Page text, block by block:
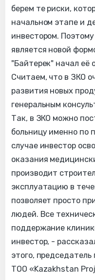
берем те риски,
начальном этапе и
инвестором.
является новой
"Байтерек" начал её
Считаем, что в ЗКО
развития новых
генеральным
Так, в ЗКО можно
больницу именно по
случае инвестор
оказания
производит
эксплуатацию в
позволяет просто
людей. Все
поддержание
инвестор, -
этого,
ТОО «Kazakhstan